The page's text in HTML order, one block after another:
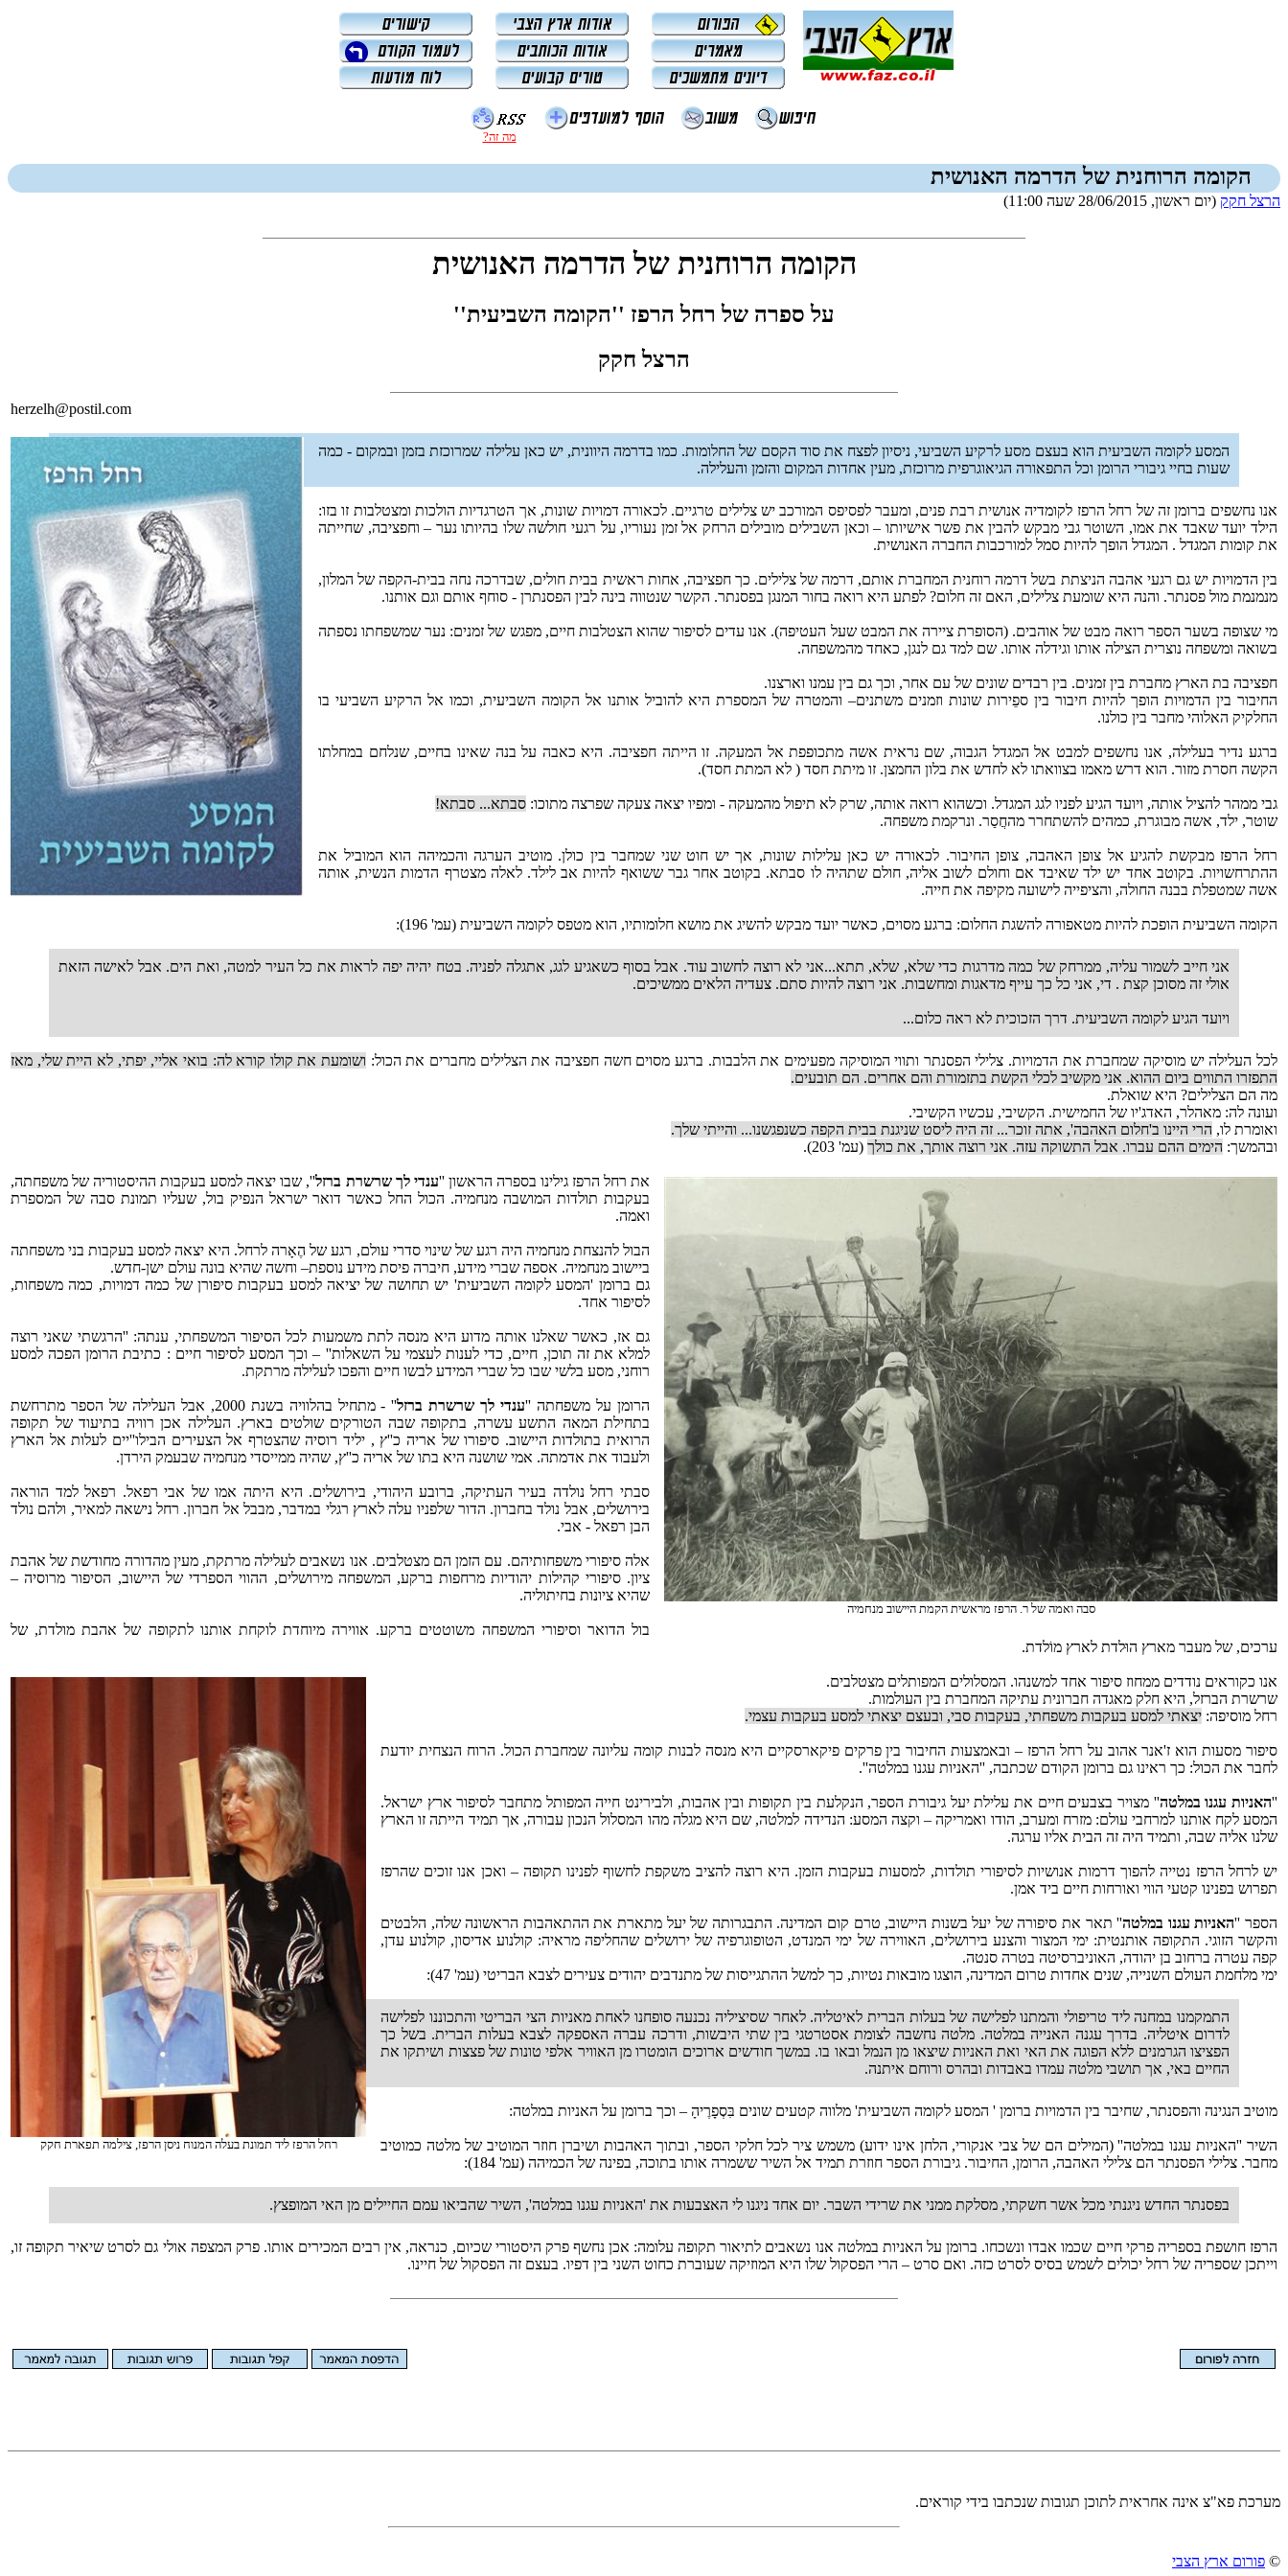
מה זה?
הקומה הרוחנית של הדרמה האנושית
הרצל חקק (יום ראשון, 28/06/2015 שעה 11:00)
הקומה הרוחנית של הדרמה האנושית
על ספרה של רחל הרפז ''הקומה השביעית''
הרצל חקק
herzelh@postil.com
המסע לקומה השביעית הוא בעצם מסע לרקיע השביעי, ניסיון לפצח את סוד הקסם של החלומות. כמו בדרמה היוונית, יש כאן עלילה שמרוכזת בזמן ובמקום - כמה
שעות בחיי גיבורי הרומן וכל התפאורה הגיאוגרפית מרוכזת, מעין אחדות המקום והזמן והעלילה.
אנו נחשפים ברומן זה של רחל הרפז לקומדיה אנושית רבת פנים, ומעבר לפסיפס המורכב יש צלילים טרגיים. לכאורה דמויות שונות, אך הטרגדיות הולכות ומצטלבות זו בזו:
הילד יועד שאבד את אמו, השוטר גבי מבקש להבין את פשר אישיותו – וכאן השבילים מובילים הרחק אל זמן נעוריו, על רגעי חולשה שלו בהיותו נער – וחפציבה, שחייתה
את קומות המגדל . המגדל הופך להיות סמל למורכבות החברה האנושית.
בין הדמויות יש גם רגעי אהבה הניצתת בשל דרמה רוחנית המחברת אותם, דרמה של צלילים. כך חפציבה, אחות ראשית בבית חולים, שבדרכה נחה בבית-הקפה של המלון,
מנמנמת מול פסנתר. והנה היא שומעת צלילים, האם זה חלום? לפתע היא רואה בחור המנגן בפסנתר. הקשר שנטווה בינה לבין הפסנתרן - סוחף אותם וגם אותנו.
מי שצופה בשער הספר רואה מבט של אוהבים. (הסופרת ציירה את המבט שעל העטיפה). אנו עדים לסיפור שהוא הצטלבות חיים, מפגש של זמנים: נער שמשפחתו נספתה
בשואה ומשפחה נוצרית הצילה אותו וגידלה אותו. שם למד גם לנגן, כאחד מהמשפחה.
חפציבה בת הארץ מחברת בין זמנים. בין רבדים שונים של עם אחר, וכך גם בין עמנו וארצנו.
החיבור בין הדמויות הופך להיות חיבור בין ספֵירות שונות וזמנים משתנים– והמטרה של המספרת היא להוביל אותנו אל הקומה השביעית, וכמו אל הרקיע השביעי בו
החלקיק האלוהי מחבר בין כולנו.
ברגע נדיר בעלילה, אנו נחשפים למבט אל המגדל הגבוה, שם נראית אשה מתכופפת אל המעקה. זו הייתה חפציבה. היא כאבה על בנה שאינו בחיים, שנלחם במחלתו
הקשה חסרת מזור. הוא דרש מאמו בצוואתו לא לחדש את בלון החמצן. זו מיתת חסד ( לא המתת חסד).
גבי ממהר להציל אותה, ויועד הגיע לפניו לגג המגדל. וכשהוא רואה אותה, שרק לא תיפול מהמעקה - ומפיו יצאה צעקה שפרצה מתוכו: סבתא... סבתא!
שוטר, ילד, אשה מבוגרת, כמהים להשתחרר מהחֲסַר. ונרקמת משפחה.
רחל הרפז מבקשת להגיע אל צופן האהבה, צופן החיבור. לכאורה יש כאן עלילות שונות, אך יש חוט שני שמחבר בין כולן. מוטיב הערגה והכמיהה הוא המוביל את
ההתרחשויות. בקוטב אחד יש ילד שאיבד אם וחולם לשוב אליה, חולם שתהיה לו סבתא. בקוטב אחר גבר ששואף להיות אב לילד. לאלה מצטרף הדמות הנשית, אותה
אשה שמטפלת בבנה החולה, והציפייה לישועה מקיפה את חייה.
הקומה השביעית הופכת להיות מטאפורה להשגת החלום: ברגע מסוים, כאשר יועד מבקש להשיג את מושא חלומותיו, הוא מטפס לקומה השביעית (עמ' 196):
אני חייב לשמור עליה, ממרחק של כמה מדרגות כדי שלא, שלא, תתא...אני לא רוצה לחשוב עוד. אבל בסוף כשאגיע לגג, אתגלה לפניה. בטח יהיה יפה לראות את כל העיר למטה, ואת הים. אבל לאישה הזאת
אולי זה מסוכן קצת . די, אני כל כך עייף מדאגות ומחשבות. אני רוצה להיות סתם. צעדיה הלאים ממשיכים.
ויועד הגיע לקומה השביעית. דרך הזכוכית לא ראה כלום...
לכל העלילה יש מוסיקה שמחברת את הדמויות. צלילי הפסנתר ותווי המוסיקה מפעימים את הלבבות. ברגע מסוים חשה חפציבה את הצלילים מחברים את הכול: ושומעת את קולו קורא לה: בואי אליי, יפתי, לא היית שלי, מאז
התפזרו התווים ביום ההוא. אני מקשיב לכלי הקשת בתזמורת והם אחרים. הם תובעים.
מה הם הצלילים? היא שואלת.
ועונה לה: מאהלר, האדג'יו של החמישית. הקשיבי, עכשיו הקשיבי.
ואומרת לו, הרי היינו ב'חלום האהבה', אתה זוכר... זה היה ליסט שניגנת בבית הקפה כשנפגשנו... והייתי שלך.
ובהמשך: הימים ההם עברו. אבל התשוקה עזה. אני רוצה אותך, את כולך (עמ' 203).
סבה ואמה של ר. הרפז מראשית הקמת היישוב מנחמיה
את רחל הרפז גילינו בספרה הראשון ''ענדי לך שרשרת ברזל'', שבו יצאה למסע בעקבות ההיסטוריה של משפחתה,
בעקבות תולדות המושבה מנחמיה. הכול החל כאשר דואר ישראל הנפיק בול, שעליו תמונת סבה של המספרת
ואמה.
הבול להנצחת מנחמיה היה רגע של שינוי סדרי עולם, רגע של הֶאָרה לרחל. היא יצאה למסע בעקבות בני משפחתה
ביישוב מנחמיה. אספה שברי מידע, חיברה פיסת מידע נוספת– וחשה שהיא בונה עולם ישן-חדש.
גם ברומן 'המסע לקומה השביעית' יש תחושה של יציאה למסע בעקבות סיפורן של כמה דמויות, כמה משפחות,
לסיפור אחד.
גם אז, כאשר שאלנו אותה מדוע היא מנסה לתת משמעות לכל הסיפור המשפחתי, ענתה: ''הרגשתי שאני רוצה
למלא את זה תוכן, חיים, כדי לענות לעצמי על השאלות'' – וכך המסע לסיפור חיים : כתיבת הרומן הפכה למסע
רוחני, מסע בלשי שבו כל שברי המידע לבשו חיים והפכו לעלילה מרתקת.
הרומן על משפחתה ''ענדי לך שרשרת ברזל
'' - מתחיל בהלוויה בשנת 2000, אבל העלילה של הספר מתרחשת
בתחילת המאה התשע עשרה, בתקופה שבה הטורקים שולטים בארץ. העלילה אכן רוויה בתיעוד של תקופה
הרואית בתולדות היישוב. סיפורו של אריה כ''ץ , יליד רוסיה שהצטרף אל הצעירים הבילו''יים לעלות אל הארץ
ולעבוד את אדמתה. אמי שושנה היא בתו של אריה כ''ץ, שהיה ממייסדי מנחמיה שבעמק הירדן.
סבתי רחל נולדה בעיר העתיקה, ברובע היהודי, בירושלים. היא היתה אמו של אבי רפאל. רפאל למד הוראה
בירושלים, אבל נולד בחברון. הדור שלפניו עלה לארץ רגלי במדבר, מבבל אל חברון. רחל נישאה למאיר, ולהם נולד
הבן רפאל - אבי.
אלה סיפורי משפחותיהם. עם הזמן הם מצטלבים. אנו נשאבים לעלילה מרתקת, מעין מהדורה מחודשת של אהבת
ציון. סיפורי קהילות יהודיות מרחפות ברקע, המשפחה מירושלים, ההווי הספרדי של היישוב, הסיפור מרוסיה –
שהיא ציונות בחיתוליה.
בול הדואר וסיפורי המשפחה משוטטים ברקע. אווירה מיוחדת לוקחת אותנו לתקופה של אהבת מולדת, של
ערכים, של מעבר מארץ הוּלדת לארץ מוֹלדת.
רחל הרפז ליד תמונת בעלה המנוח ניסן הרפז, צילמה תפארת חקק
אנו כקוראים נודדים ממחוז סיפור אחד למשנהו. המסלולים המפותלים מצטלבים.
שרשרת הברזל, היא חלק מאגדה חברונית עתיקה המחברת בין העולמות.
רחל מוסיפה: יצאתי למסע בעקבות משפחתי, בעקבות סבי, ובעצם יצאתי למסע בעקבות עצמי.
סיפור מסעות הוא ז'אנר אהוב על רחל הרפז – ובאמצעות החיבור בין פרקים פיקארסקיים היא מנסה לבנות קומה עליונה שמחברת הכול. הרוח הנצחית יודעת
לחבר את הכול: כך ראינו גם ברומן הקודם שכתבה, ''האניות עגנו במלטה''.
''האניות עגנו במלטה'' מצויר בצבעים חיים את עלילת יעל גיבורת הספר, הנקלעת בין תקופות ובין אהבות, ולבירינט חייה המפותל מתחבר לסיפור ארץ ישראל.
המסע לקח אותנו למרחבי עולם: מזרח ומערב, הודו ואמריקה – וקצה המסע: הנדידה למלטה, שם היא מגלה מהו המסלול הנכון עבורה, אך תמיד הייתה זו הארץ
שלנו אליה שבה, ותמיד היה זה הבית אליו ערגה.
יש לרחל הרפז נטייה להפוך דרמות אנושיות לסיפורי תולדות, למסעות בעקבות הזמן. היא רוצה להציב משקפת לחשוף לפנינו תקופה – ואכן אנו זוכים שהרפז
תפרוש בפנינו קטעי הווי ואורחות חיים ביד אמן.
הספר ''האניות עגנו במלטה'' תאר את סיפורה של יעל בשנות היישוב, טרם קום המדינה. התבגרותה של יעל מתארת את ההתאהבות הראשונה שלה, הלבטים
והקשר הזוגי. התקופה אותנטית: ימי המצור והצנע בירושלים, האווירה של ימי המנדט, הטופוגרפיה של ירושלים שהחליפה מראיה: קולנוע אדיסון, קולנוע עדן,
קפה עטרה ברחוב בן יהודה, האוניברסיטה בטרה סנטה.
ימי מלחמת העולם השנייה, שנים אחדות טרום המדינה, הוצגו מובאות נטיות, כך למשל ההתגייסות של מתנדבים יהודים צעירים לצבא הבריטי (עמ' 47):
התמקמנו במחנה ליד טריפולי והמתנו לפלישה של בעלות הברית לאיטליה. לאחר שסיציליה נכנעה סופחנו לאחת מאניות הצי הבריטי והתכוננו לפלישה
לדרום איטליה. בדרך עגנה האנייה במלטה. מלטה נחשבה לצומת אסטרטגי בין שתי היבשות, ודרכה עברה האספקה לצבא בעלות הברית. בשל כך
הפציצו הגרמנים ללא הפוגה את האי ואת האניות שיצאו מן הנמל ובאו בו. במשך חודשים ארוכים הומטרו מן האוויר אלפי טונות של פצצות ושיתקו את
החיים באי, אך תושבי מלטה עמדו באבדות ובהרס ורוחם איתנה.
מוטיב הנגינה והפסנתר, שחיבר בין הדמויות ברומן ' המסע לקומה השביעית' מלווה קטעים שונים בִּסְפָרֶיהָ – וכך ברומן על האניות במלטה:
השיר ''האניות עגנו במלטה'' (המילים הם של צבי אנקורי, הלחן אינו ידוע) משמש ציר לכל חלקי הספר, ובתוך האהבות ושיברן חוזר המוטיב של מלטה כמוטיב
מחבר. צלילי הפסנתר הם צלילי האהבה, הרומן, החיבור. גיבורת הספר חוזרת תמיד אל השיר ששמרה אותו בתוכה, בפינה של הכמיהה (עמ' 184):
בפסנתר החדש ניגנתי מכל אשר חשקתי, מסלקת ממני את שרידי השבר. יום אחד ניגנו לי האצבעות את 'האניות עגנו במלטה', השיר שהביאו עמם החיילים מן האי המופצץ.
הרפז חושפת בספריה פרקי חיים שכמו אבדו ונשכחו. ברומן על האניות במלטה אנו נשאבים לתיאור תקופה עלומה: אכן נחשף פרק היסטורי שכיום, כנראה, אין רבים המכירים אותו. פרק המצפה אולי גם לסרט שיאיר תקופה זו,
וייתכן שספריה של רחל יכולים לשמש בסיס לסרט כזה. ואם סרט – הרי הפסקול שלו היא המוזיקה שעוברת כחוט השני בין דפיו. בעצם זה הפסקול של חיינו.
מערכת פא"צ אינה אחראית לתוכן תגובות שנכתבו בידי קוראים.
© פורום ארץ הצבי